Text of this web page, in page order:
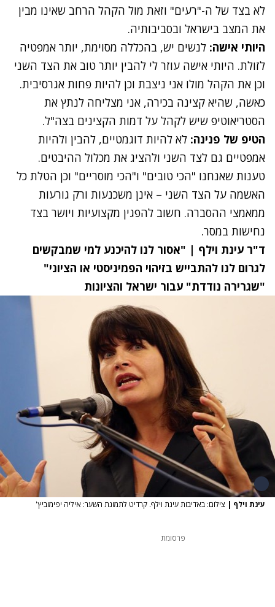
לא בצד של ה-"רעים" וזאת מול הקהל הרחב שאינו מבין
את המצב בישראל ובסביבותיה.
היותי אישה: לנשים יש, בהכללה מסוימת, יותר אמפטיה
לזולת. היותי אישה עוזר לי להבין יותר טוב את הצד השני
וכן את הקהל מולו אני ניצבת וכן להיות פחות אגרסיבית.
כאשה, שהיא קצינה בכירה, אני מצליחה לנתץ את
הסטריאוטיפ שיש לקהל על דמות הקצינים בצה"ל.
הטיפ של פנינה: לא להיות דוגמטיים, להבין ולהיות
אמפטיים גם לצד השני ולהציג את מכלול ההיבטים.
טענות שאנחנו "הכי טובים" ו"הכי מוסריים" וכן הטלת כל
האשמה על הצד השני – אינן משכנעות ורק גורעות
ממאמצי ההסברה. חשוב להפגין מקצועיות ויושר בצד
נחישות במסר.
ד"ר עינת וילף | "אסור לנו להיכנע למי שמבקשים
לגרום לנו להתבייש בזיהוי הפמיניסטי או הציוני"
"שגרירה נודדת" עבור ישראל והציונות
עינת וילף | צילום: באדיבות עינת וילף. קרדיט לתמונת השער: איליה יפימוביץ'
פרסומת